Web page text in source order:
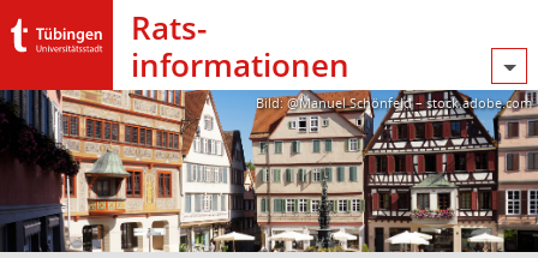
Rats­
informationen
Bild: @Manuel Schönfeld – stock.adobe.com